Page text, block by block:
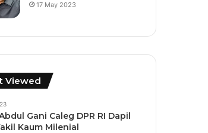
17 May 2023
Viewed
Gani Caleg DPR RI Dapil
Kaum Milenial